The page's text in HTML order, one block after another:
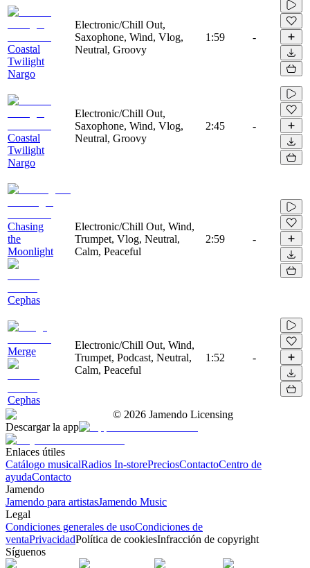
Coastal
Twilight
Nargo
Electronic/Chill Out,
Saxophone, Wind, Vlog,
Neutral, Groovy
1:59 -
Coastal
Twilight
Nargo
Electronic/Chill Out,
Saxophone, Wind, Vlog,
Neutral, Groovy
2:45 -
Chasing
the
Moonlight
Cephas
Electronic/Chill Out, Wind,
Trumpet, Vlog, Neutral,
Calm, Peaceful
2:59 -
Merge
Cephas
Electronic/Chill Out, Wind,
Trumpet, Podcast, Neutral,
Calm, Peaceful
1:52 -
© 2026 Jamendo Licensing
Descargar la app
Enlaces útiles
Catálogo musicalRadios In-storePreciosContactoCentro de
ayudaContacto
Jamendo
Jamendo para artistasJamendo Music
Legal
Condiciones generales de usoCondiciones de
ventaPrivacidadPolítica de cookiesInfracción de copyright
Síguenos